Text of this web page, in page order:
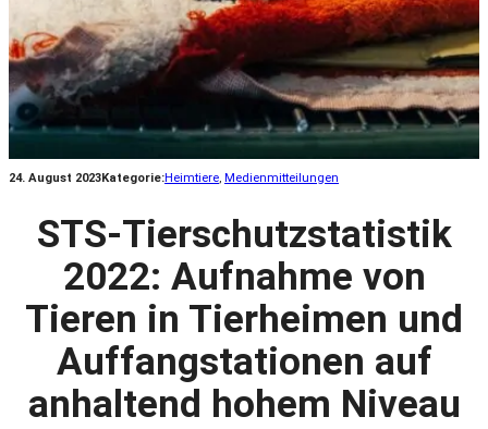
24. August 2023Kategorie:Heimtiere, Medienmitteilungen
STS-Tierschutzstatistik
2022: Aufnahme von
Tieren in Tierheimen und
Auffangstationen auf
anhaltend hohem Niveau